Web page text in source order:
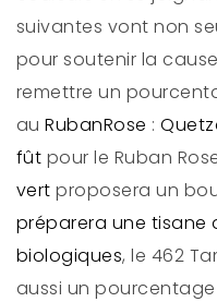
suivantes vont non
pour soutenir la
remettre un
auRubanRose :
fût pour le Ruban
vert proposera un
préparera une tisane
biologiques, le 462
aussi un